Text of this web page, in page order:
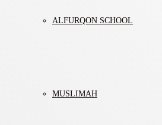
ALFURQON SCHOOL
MUSLIMAH